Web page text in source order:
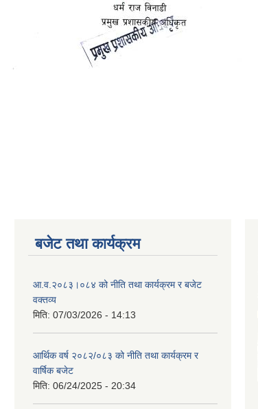
बजेट तथा कार्यक्रम
आ.व.२०८३।०८४ को नीति तथा कार्यक्रम र बजेट
वक्तव्य
मिति: 07/03/2026 - 14:13
आर्थिक वर्ष २०८२/०८३ को नीति तथा कार्यक्रम र
वार्षिक बजेट
मिति: 06/24/2025 - 20:34